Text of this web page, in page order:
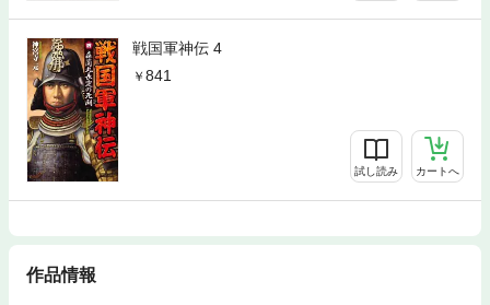
戦国軍神伝 4
841
試し読み カートへ
作品情報